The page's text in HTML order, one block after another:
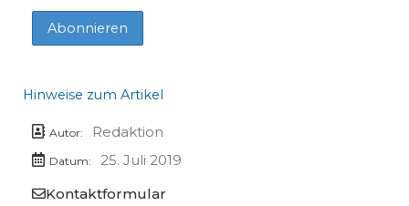
Hinweise zum Artikel
Autor: Redaktion
Datum:
25. Juli 2019
Kontaktformular